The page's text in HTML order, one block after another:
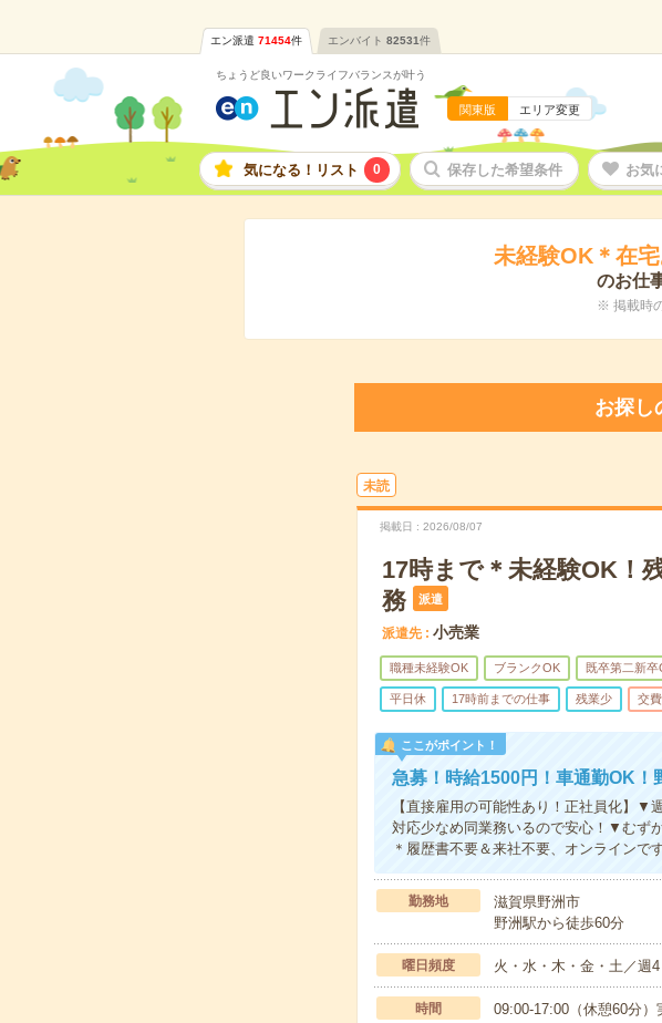
エン派遣 71454件 エンバイト 82531件
ちょうど良いワークライフバランスが叶う
関東版 エリア変更
気になる！リスト 0 保存した希望条件 お気
未経験OK＊在
のお仕
※ 掲載時
お探し
未読
掲載日 2026/08/07
17時まで＊未経験OK！
務
派遣
派遣先 小売業
職種未経験OK ブランクOK 既卒第二新卒
平日休 17時前までの仕事 残業少 交
ここがポイント！
急募！時給1500円！車通勤OK！
【直接雇用の可能性あり！正社員化】
対応少なめ同業務いるので安心！▼むず
＊履歴書不要＆来社不要、オンライン
勤務地
滋賀県野洲市
野洲駅から徒歩60分
曜日頻度 火・水・木・金・土／
時間 09:00-17:00（休憩60分）